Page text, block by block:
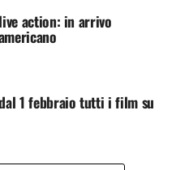
action: in arrivo
1 febbraio tutti i film su